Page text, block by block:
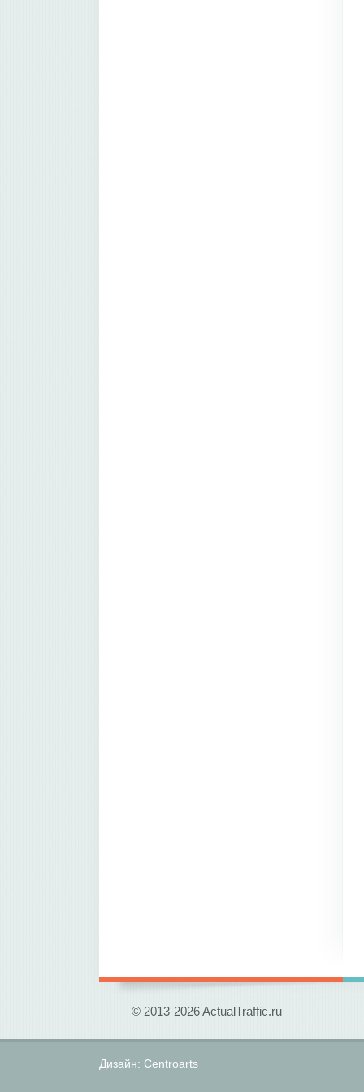
© 2013-2026 ActualTraffic.ru
Дизайн: Centroarts